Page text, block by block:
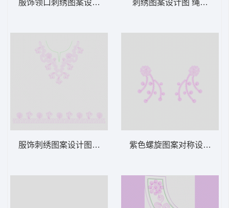
服饰领口刺绣图案设计图 绳绣 盘带 链目绣
服饰刺绣图案设计图 绳绣 盘带 链目绣 特种
刺绣图案设计图 绳绣 盘带
紫色螺旋图案对称设计 绳